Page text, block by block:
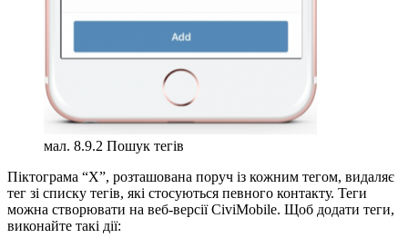
мал. 8.9.2 Пошук тегів
Піктограма “X”, розташована поруч із кожним тегом, видаляє
тег зі списку тегів, які стосуються певного контакту. Теги
можна створювати на веб-версії CiviMobile. Щоб додати теги,
виконайте такі дії: